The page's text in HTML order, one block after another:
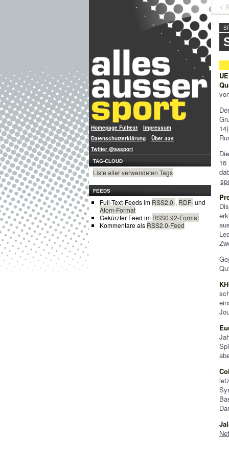
Homepage Fulltext
Impressum
Datenschutzerklärung
Über aas
Twitter @aasport
TAG-CLOUD
Liste aller verwendeten Tags
FEEDS
Full-Text-Feeds im RSS2.0-, RDF-und
Atom-Format
Gekürzter Feed im RSS0.92-Format
Kommentare als RSS2.0-Feed
16
Qu: